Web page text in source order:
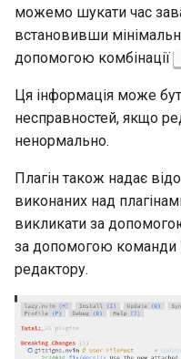
можемо шукати час
встановивши
допомогою комбінації
Ця інформація може
несправностей, якщо
ненормально.
Плагін також надає
виконаних над
викликати за
за допомогою команди
редактору.